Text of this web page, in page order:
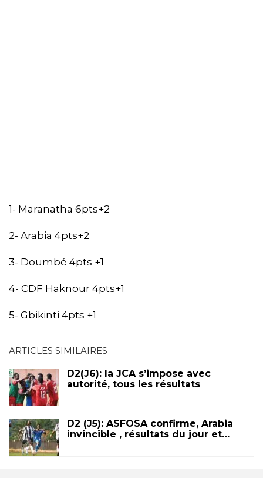
1- Maranatha 6pts+2
2- Arabia 4pts+2
3- Doumbé 4pts +1
4- CDF Haknour 4pts+1
5- Gbikinti 4pts +1
ARTICLES SIMILAIRES
D2(J6): la JCA s’impose avec
autorité, tous les résultats
D2 (J5): ASFOSA confirme, Arabia
invincible , résultats du jour et…